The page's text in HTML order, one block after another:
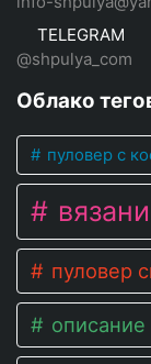
TELEGRAM
@shpulya_com
Облако
пуловер с
пуловер
описание